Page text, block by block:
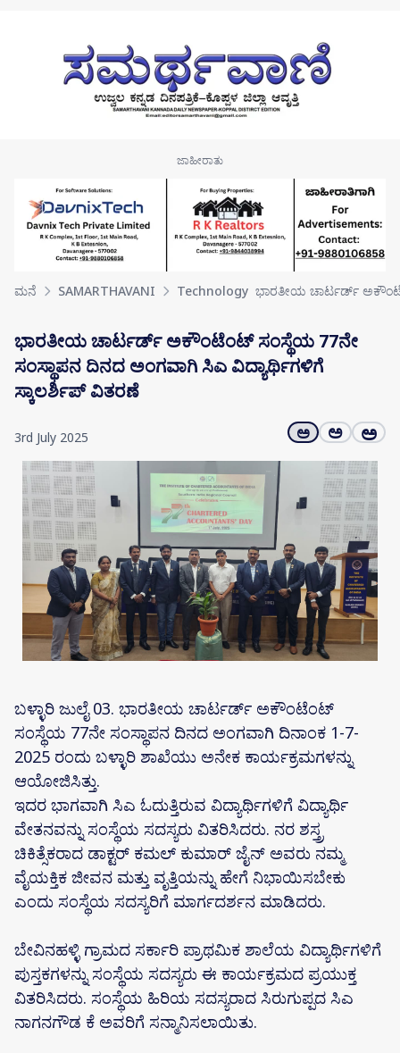
ಮನೆ SAMARTHAVANI Technology ಭಾರತೀಯ ಚಾರ್ಟರ್ಡ್
ಭಾರತೀಯ ಚಾರ್ಟರ್ಡ್ ಅಕೌಂಟೆಂಟ್ ಸಂಸ್ಥೆಯ 77ನೇ
ಸಂಸ್ಥಾಪನ ದಿನದ ಅಂಗವಾಗಿ ಸಿಎ ವಿದ್ಯಾರ್ಥಿಗಳಿಗೆ
ಸ್ಕಾಲರ್ಶಿಪ್ ವಿತರಣೆ
3rd July 2025 ಅ ಅ ಅ
ಬಳ್ಳಾರಿ ಜುಲೈ 03. ಭಾರತೀಯ ಚಾರ್ಟರ್ಡ್ ಅಕೌಂಟೆಂಟ್
ಸಂಸ್ಥೆಯ 77ನೇ ಸಂಸ್ಥಾಪನ ದಿನದ ಅಂಗವಾಗಿ ದಿನಾಂಕ 1-7-
2025 ರಂದು ಬಳ್ಳಾರಿ ಶಾಖೆಯು ಅನೇಕ ಕಾರ್ಯಕ್ರಮಗಳನ್ನು
ಆಯೋಜಿಸಿತ್ತು.
ಇದರ ಭಾಗವಾಗಿ ಸಿಎ ಓದುತ್ತಿರುವ ವಿದ್ಯಾರ್ಥಿಗಳಿಗೆ ವಿದ್ಯಾರ್ಥಿ
ವೇತನವನ್ನು ಸಂಸ್ಥೆಯ ಸದಸ್ಯರು ವಿತರಿಸಿದರು. ನರ ಶಸ್ತ್ರ
ಚಿಕಿತ್ಸೆಕರಾದ ಡಾಕ್ಟರ್ ಕಮಲ್ ಕುಮಾರ್ ಜೈನ್ ಅವರು ನಮ್ಮ
ವೈಯಕ್ತಿಕ ಜೀವನ ಮತ್ತು ವೃತ್ತಿಯನ್ನು ಹೇಗೆ ನಿಭಾಯಿಸಬೇಕು
ಎಂದು ಸಂಸ್ಥೆಯ ಸದಸ್ಯರಿಗೆ ಮಾರ್ಗದರ್ಶನ ಮಾಡಿದರು.
ಬೇವಿನಹಳ್ಳಿ ಗ್ರಾಮದ ಸರ್ಕಾರಿ ಪ್ರಾಥಮಿಕ ಶಾಲೆಯ ವಿದ್ಯಾರ್ಥಿಗಳಿಗೆ
ಪುಸ್ತಕಗಳನ್ನು ಸಂಸ್ಥೆಯ ಸದಸ್ಯರು ಈ ಕಾರ್ಯಕ್ರಮದ ಪ್ರಯುಕ್ತ
ವಿತರಿಸಿದರು. ಸಂಸ್ಥೆಯ ಹಿರಿಯ ಸದಸ್ಯರಾದ ಸಿರುಗುಪ್ಪದ ಸಿಎ
ನಾಗನಗೌಡ ಕೆ ಅವರಿಗೆ ಸನ್ಮಾನಿಸಲಾಯಿತು.